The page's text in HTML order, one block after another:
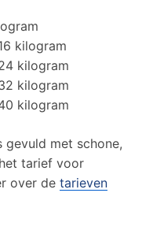
kilogram
kilogram
kilogram
kilogram
gevuld met schone,
tarief voor
over de tarieven